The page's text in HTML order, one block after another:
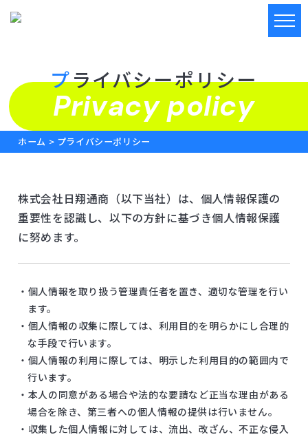
メニ
プライバシーポリシー
Privacy policy
ホーム > プライバシーポリシー
株式会社日翔通商（以下当社）は、個人情報保護の
重要性を認識し、以下の方針に基づき個人情報保護
に努めます。
・個人情報を取り扱う管理責任者を置き、適切な管理を行い
ます。
・個人情報の収集に際しては、利用目的を明らかにし合理的
な手段で行います。
・個人情報の利用に際しては、明示した利用目的の範囲内で
行います。
・本人の同意がある場合や法的な要請など正当な理由がある
場合を除き、第三者への個人情報の提供は行いません。
・収集した個人情報に対しては、流出、改ざん、不正な侵入